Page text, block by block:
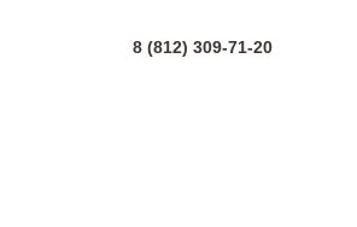
8 (812) 309-71-20